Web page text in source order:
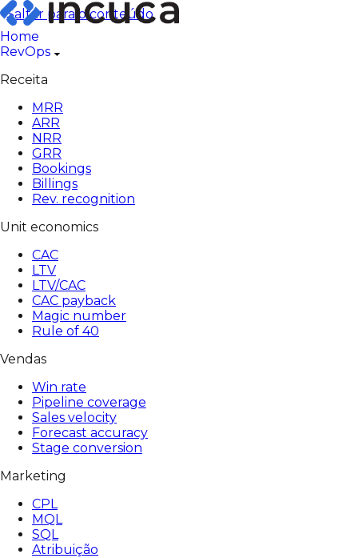
Pular
para
o
conteúdo
Saltar para o conteúdo
Home
RevOps
Receita
MRR
ARR
NRR
GRR
Bookings
Billings
Rev. recognition
Unit economics
CAC
LTV
LTV/CAC
CAC payback
Magic number
Rule of 40
Vendas
Win rate
Pipeline coverage
Sales velocity
Forecast accuracy
Stage conversion
Marketing
CPL
MQL
SQL
Atribuição